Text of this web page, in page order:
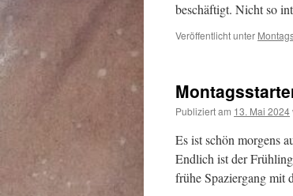
beschäftigt. Nicht so
Veröffentlicht unter
Publiziert am 13. Mai 2024
Es ist schön morgens
Endlich ist der
frühe Spaziergang mit